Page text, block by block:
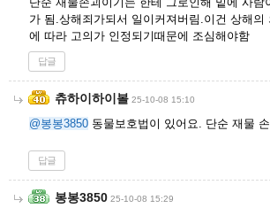
가 됨.상해죄가되서 일이커져버림.이건 상해의
에 따라 고의가 인정되기때문에 조심해야함
답글
츄하이하이볼 25-10-08 15:10
@봉봉3850 동물보호법이 있어요. 단순 재물
답글
봉봉3850 25-10-08 15:29